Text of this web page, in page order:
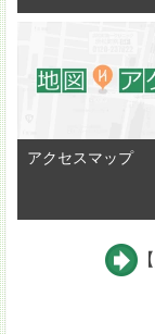
アクセスマップ
【